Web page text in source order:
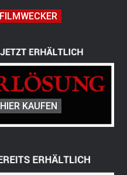
FILMWECKER
HIER KAUFEN